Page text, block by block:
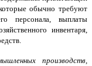
обычно требуют
персонала, выплаты
инвентаря,
производств,